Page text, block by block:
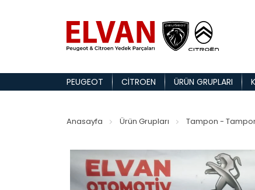
PEUGEOT CITROEN ÜRÜN GRUPLARI
Anasayfa Ürün Grupları Tampon -